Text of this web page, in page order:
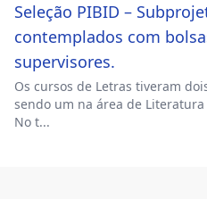
Seleção PIBID –
contemplados com
supervisores.
Os cursos de Letras tiveram
sendo um na área de
No t...